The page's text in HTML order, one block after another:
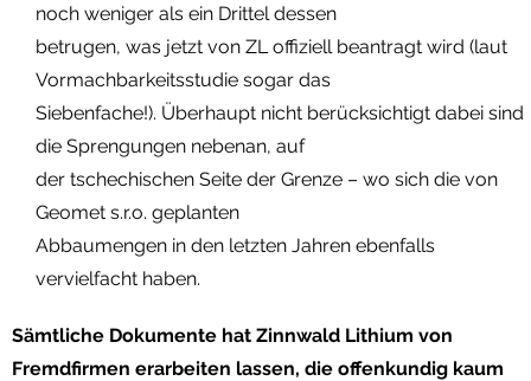
noch weniger als ein Drittel dessen
betrugen, was jetzt von ZL offiziell beantragt wird (laut
Vormachbarkeitsstudie sogar das
Siebenfache!). Überhaupt nicht berücksichtigt dabei sind
die Sprengungen nebenan, auf
der tschechischen Seite der Grenze – wo sich die von
Geomet s.r.o. geplanten
Abbaumengen in den letzten Jahren ebenfalls
vervielfacht haben.
Sämtliche Dokumente hat Zinnwald Lithium von
Fremdfirmen erarbeiten lassen, die offenkundig kaum